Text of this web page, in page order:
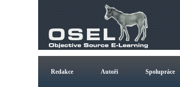
Redakce Autoři Spolupráce